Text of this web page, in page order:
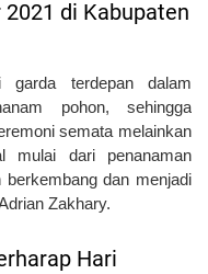
di Kabupaten
terdepan dalam
pohon, sehingga
semata melainkan
mulai dari penanaman
berkembang dan menjadi
Zakhary.
Hari